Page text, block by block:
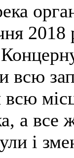
всю
всю
а все
і